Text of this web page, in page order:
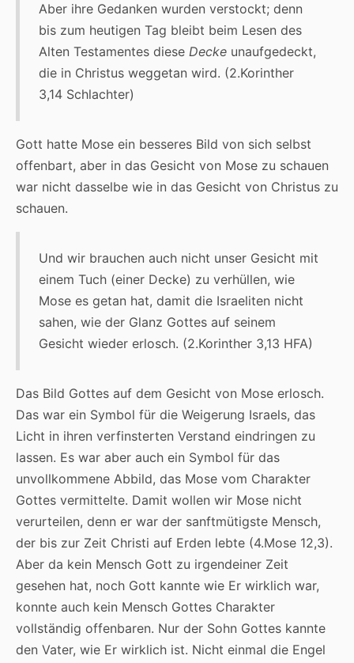
Aber ihre Gedanken wurden verstockt; denn
bis zum heutigen Tag bleibt beim Lesen des
Alten Testamentes diese Decke unaufgedeckt,
die in Christus weggetan wird. (2.Korinther
3,14 Schlachter)
Gott hatte Mose ein besseres Bild von sich selbst
offenbart, aber in das Gesicht von Mose zu schauen
war nicht dasselbe wie in das Gesicht von Christus zu
schauen.
Und wir brauchen auch nicht unser Gesicht mit
einem Tuch (einer Decke) zu verhüllen, wie
Mose es getan hat, damit die Israeliten nicht
sahen, wie der Glanz Gottes auf seinem
Gesicht wieder erlosch. (2.Korinther 3,13 HFA)
Das Bild Gottes auf dem Gesicht von Mose erlosch.
Das war ein Symbol für die Weigerung Israels, das
Licht in ihren verfinsterten Verstand eindringen zu
lassen. Es war aber auch ein Symbol für das
unvollkommene Abbild, das Mose vom Charakter
Gottes vermittelte. Damit wollen wir Mose nicht
verurteilen, denn er war der sanftmütigste Mensch,
der bis zur Zeit Christi auf Erden lebte (4.Mose 12,3).
Aber da kein Mensch Gott zu irgendeiner Zeit
gesehen hat, noch Gott kannte wie Er wirklich war,
konnte auch kein Mensch Gottes Charakter
vollständig offenbaren. Nur der Sohn Gottes kannte
den Vater, wie Er wirklich ist. Nicht einmal die Engel